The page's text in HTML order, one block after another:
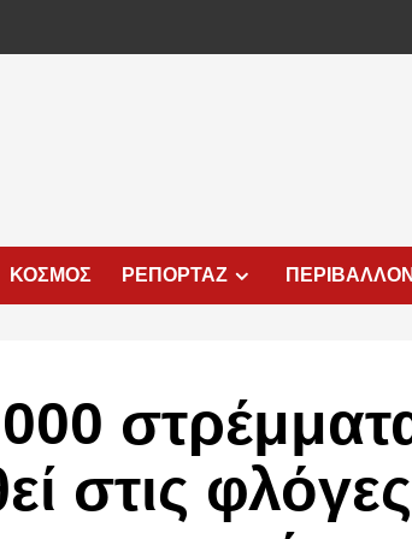
ΚΟΣΜΟΣ ΡΕΠΟΡΤΑΖ ΠΕΡΙΒΑΛΛΟΝ
στις φλόγες